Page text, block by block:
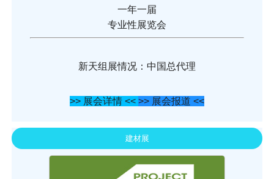
一年一届
专业性展览会
新天组展情况：中国总代理
>> 展会详情 << >> 展会报道 <<
建材展